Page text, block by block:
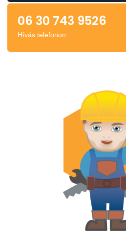
06 30 743 9526
Hívás telefonon